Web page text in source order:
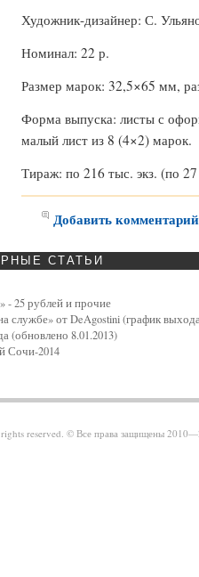
Художник-дизайнер: С.
Номинал: 22 р.
Размер марок: 32,5×65 мм,
Форма выпуска: листы с
малый лист из 8 (4×2) марок.
Тираж: по 216 тыс. экз. (по
Добавить комментарий
СТАТЬИ
- 25 рублей и прочие
службе» от DeAgostini (график
(обновлено 8.01.2013)
Сочи-2014
reserved. © Все права защищены